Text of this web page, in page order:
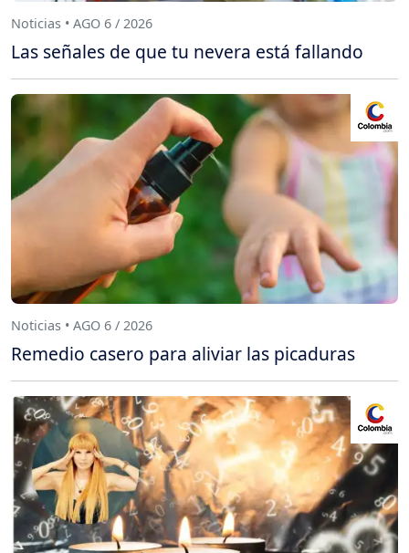
Noticias • AGO 6 / 2026
Las señales de que tu nevera está fallando
Noticias • AGO 6 / 2026
Remedio casero para aliviar las picaduras